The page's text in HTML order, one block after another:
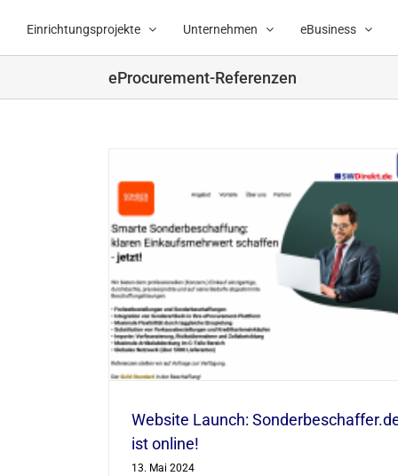
InhaltEinrichtungsprojekte Unternehmen eBusiness
eProcurement-Referenzen
Website Launch:
ist online!
13. Mai 2024